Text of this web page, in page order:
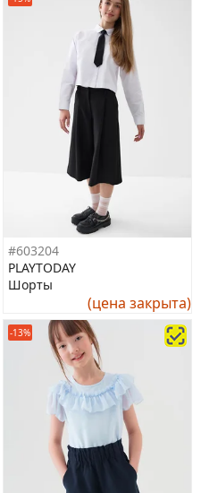
#603204
PLAYTODAY
Шорты
(цена закрыта)
-13%